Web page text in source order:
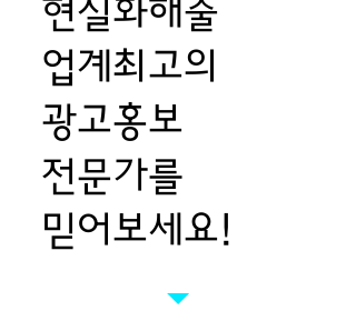
현실화해줄
업계최고의
광고홍보
전문가를
믿어보세요!